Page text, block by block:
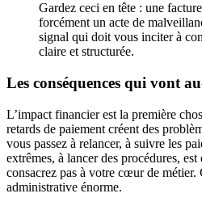
Gardez ceci en tête : une
forcément un acte de
signal qui doit vous inciter à
claire et structurée.
Les conséquences qui vont
L’impact financier est la première
retards de paiement créent des
vous passez à relancer, à suivre les
extrêmes, à lancer des procédures,
consacrez pas à votre cœur de métier.
administrative énorme.